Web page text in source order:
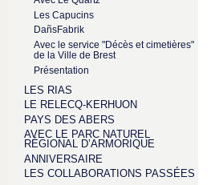
Les Capucins
DañsFabrik
Avec le service "Décès et cimetières"
de la Ville de Brest
Présentation
LES RIAS
LE RELECQ-KERHUON
PAYS DES ABERS
AVEC LE PARC NATUREL
RÉGIONAL D’ARMORIQUE
ANNIVERSAIRE
LES COLLABORATIONS PASSÉES